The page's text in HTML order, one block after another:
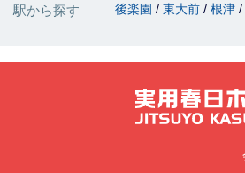
駅から探す 後楽園 東大前 根津